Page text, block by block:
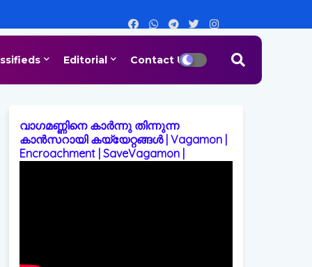
Editorial Contact Us
വാഗമണ്ണിനെ കാർന്നു തിന്നുന്ന
കാൻസറായി കയ്യേറ്റങ്ങൾ | Vagamon |
Encroachment | SaveVagamon |